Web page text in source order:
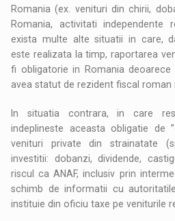
Romania (ex. venituri din chirii,
Romania, activitati independente
exista multe alte situatii in care,
este realizata la timp, raportarea
fi obligatorie in Romania
avea statut de rezident fiscal roman
In situatia contrara, in care
indeplineste aceasta obligatie de
venituri private din strainatate
investitii: dobanzi, dividende,
riscul ca ANAF, inclusiv prin
schimb de informatii cu
instituie din oficiu taxe pe veniturile